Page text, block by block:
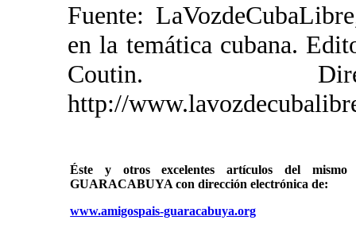
Fuente:
en la temática cubana.
Coutin.
http://
Éste y otros excelentes artículos del
GUARACABUYA con dirección electrónica de:
www.amigospais-guaracabuya.org